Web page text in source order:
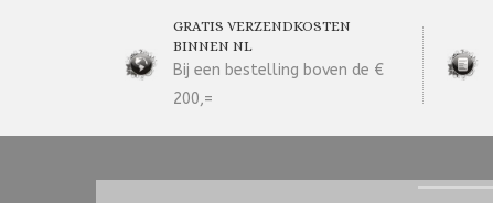
GRATIS VERZENDKOSTEN
BINNEN NL
Bij een bestelling boven de €
200,=